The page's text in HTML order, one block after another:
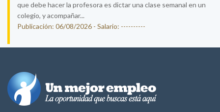
que debe hacer la profesora es dictar una clase semanal en un
colegio, y acompañar...
Publicación: 06/08/2026 - Salario: ----------